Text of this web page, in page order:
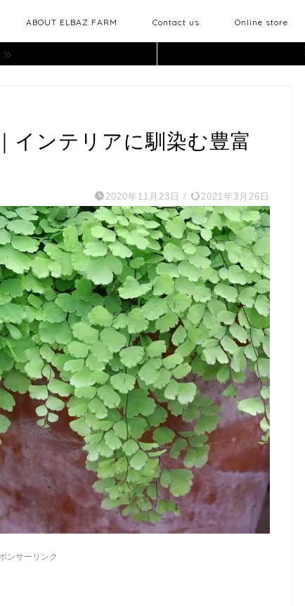
ABOUT ELBAZ FARM Contact us Online store
インテリアに馴染む豊富
2020年11月23日 / 2021年3月26日
ンサーリンク